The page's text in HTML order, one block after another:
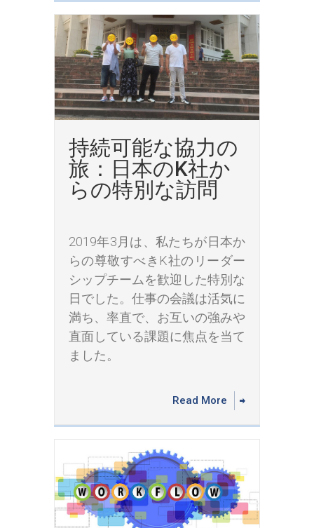
持続可能な協力の
旅：日本のK社か
らの特別な訪問
2019年3月は、私たちが日本か
らの尊敬すべきK社のリーダー
シップチームを歓迎した特別な
日でした。仕事の会議は活気に
満ち、率直で、お互いの強みや
直面している課題に焦点を当て
ました。
Read More